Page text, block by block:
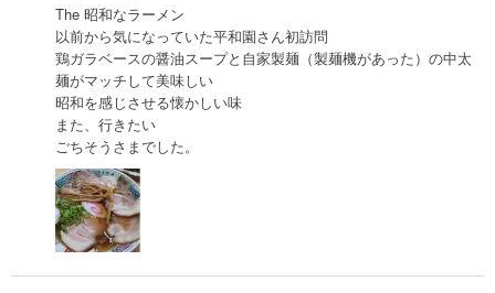
The 昭和なラーメン
以前から気になっていた平和園さん初訪問
鶏ガラベースの醤油スープと自家製麺（製麺機があった）の中太
麺がマッチして美味しい
昭和を感じさせる懐かしい味
また、行きたい
ごちそうさまでした。